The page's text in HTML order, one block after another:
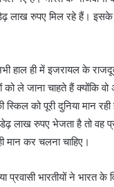
लाख रुपए मिल रहे हैं। इसके
हाल ही में इजरायल के
ले जाना चाहते हैं क्योंकि
को पूरी दुनिया मान
लाख रुपए भेजता है तो वह
मान कर चलना चाहिए।
प्रवासी भारतीयों ने भारत के